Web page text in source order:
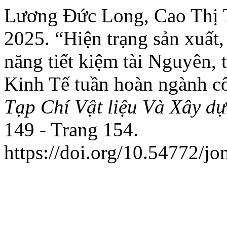
Lương Đức Long, Cao Thị
2025. “Hiện trạng sản
năng tiết kiệm tài Nguyên,
Kinh Tế tuần hoàn ngành
Tạp Chí Vật liệu Và Xây
149 - Trang 154.
https://doi.org/10.54772/